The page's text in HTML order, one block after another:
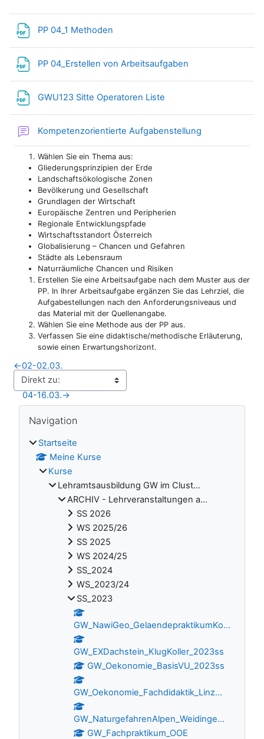
PP 04_1 Methoden
PP 04_Erstellen von Arbeitsaufgaben
GWU123 Sitte Operatoren Liste
Kompetenzorientierte Aufgabenstellung
Wählen Sie ein Thema aus:
Gliederungsprinzipien der Erde
Landschaftsökologische Zonen
Bevölkerung und Gesellschaft
Grundlagen der Wirtschaft
Europäische Zentren und Peripherien
Regionale Entwicklungspfade
Wirtschaftsstandort Österreich
Globalisierung – Chancen und Gefahren
Städte als Lebensraum
Naturräumliche Chancen und Risiken
Erstellen Sie eine Arbeitsaufgabe nach dem Muster aus der
PP. In Ihrer Arbeitsaufgabe ergänzen Sie das Lehrziel, die
Aufgabestellungen nach den Anforderungsniveaus und
das Material mit der Quellenangabe.
Wählen Sie eine Methode aus der PP aus.
Verfassen Sie eine didaktische/methodische Erläuterung,
sowie einen Erwartungshorizont.
←02-02.03.
→
04-16.03.
Blöcke
Navigation
Startseite
Meine Kurse
Kurse
Lehramtsausbildung GW im Clust...
ARCHIV - Lehrveranstaltungen a...
SS 2026
WS 2025/26
SS 2025
WS 2024/25
SS_2024
WS_2023/24
SS_2023
GW_NawiGeo_GelaendepraktikumKo...
GW_EXDachstein_KlugKoller_2023ss
GW_Oekonomie_BasisVU_2023ss
GW_Oekonomie_Fachdidaktik_Linz...
GW_NaturgefahrenAlpen_Weidinge...
GW_Fachpraktikum_OOE